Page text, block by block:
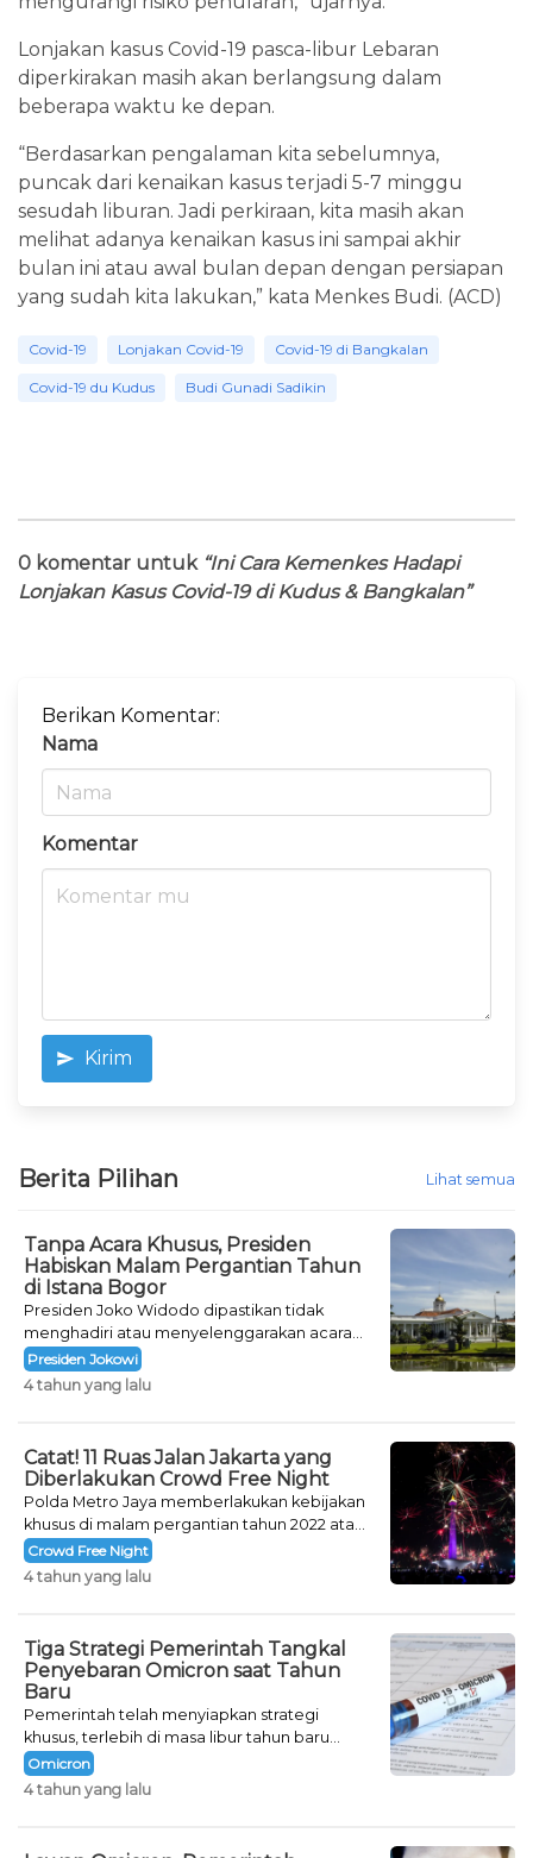
Lonjakan kasus Covid-19 pasca-libur Lebaran
diperkirakan masih akan berlangsung dalam
beberapa waktu ke depan.
“Berdasarkan pengalaman kita sebelumnya,
puncak dari kenaikan kasus terjadi 5-7 minggu
sesudah liburan. Jadi perkiraan, kita masih akan
melihat adanya kenaikan kasus ini sampai akhir
bulan ini atau awal bulan depan dengan persiapan
yang sudah kita lakukan,” kata Menkes Budi. (ACD)
Covid-19 Lonjakan Covid-19 Covid-19 di Bangkalan
Covid-19 du Kudus Budi Gunadi Sadikin
0 komentar untuk “Ini Cara Kemenkes Hadapi
Lonjakan Kasus Covid-19 di Kudus & Bangkalan”
Berikan Komentar:
Nama
Komentar
Kirim
Berita Pilihan Lihat semua
Tanpa Acara Khusus, Presiden
Habiskan Malam Pergantian Tahun
di Istana Bogor
Presiden Joko Widodo dipastikan tidak
menghadiri atau menyelenggarakan acara
khusus untuk mengisi malam pergantian
tahun.
Presiden Jokowi
4 tahun yang lalu
Catat! 11 Ruas Jalan Jakarta yang
Diberlakukan Crowd Free Night
Polda Metro Jaya memberlakukan kebijakan
khusus di malam pergantian tahun 2022 atau
Crowd Free Night selama dua hari.
Crowd Free Night
4 tahun yang lalu
Tiga Strategi Pemerintah Tangkal
Penyebaran Omicron saat Tahun
Baru
Pemerintah telah menyiapkan strategi
khusus, terlebih di masa libur tahun baru
seperti saat ini.
Omicron
4 tahun yang lalu